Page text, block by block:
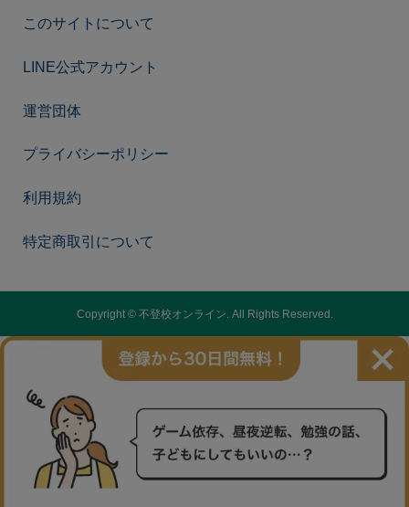
このサイトについて
LINE公式アカウント
運営団体
プライバシーポリシー
利用規約
特定商取引について
Copyright ©不登校オンライン. All Rights Reserved.